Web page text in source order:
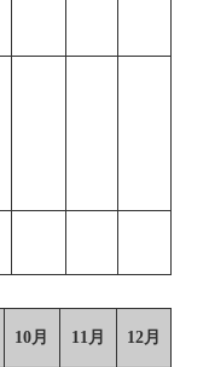
10月 11月 12月